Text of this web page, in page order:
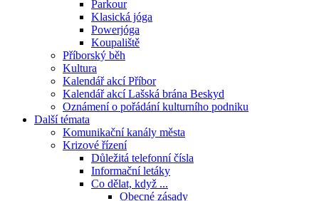
Parkour
Klasická jóga
Powerjóga
Koupaliště
Příborský běh
Kultura
Kalendář akcí Příbor
Kalendář akcí Lašská brána Beskyd
Oznámení o pořádání kulturního podniku
Další témata
Komunikační kanály města
Krizové řízení
Důležitá telefonní čísla
Informační letáky
Co dělat, když ...
Obecné zásady